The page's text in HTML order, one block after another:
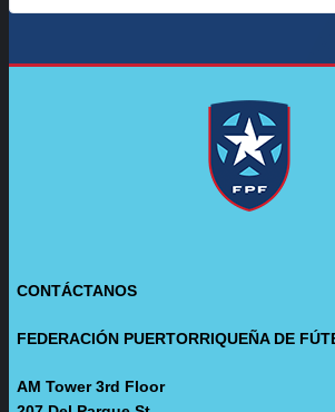
CONTÁCTANOS
FEDERACIÓN PUERTORRIQUEÑA DE
AM Tower 3rd Floor